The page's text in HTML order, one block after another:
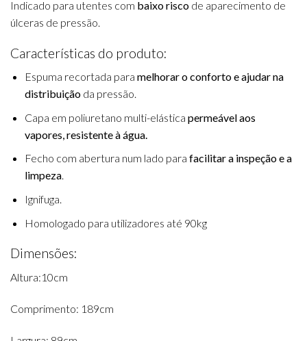
Indicado para utentes com baixo risco de aparecimento de
úlceras de pressão.
Características do produto:
Espuma recortada para melhorar o conforto e ajudar na
distribuiçãoda pressão.
Capa em poliuretano multi-elástica permeável aos
vapores, resistente à água.
Fecho com abertura num lado para facilitar a inspeção e a
limpeza.
Ignifuga.
Homologado para utilizadores até 90kg
Dimensões:
Altura:10cm
Comprimento: 189cm